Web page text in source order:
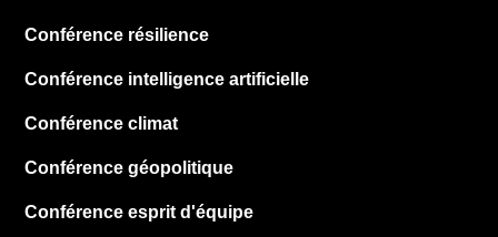
Conférence résilience
Conférence intelligence artificielle
Conférence climat
Conférence géopolitique
Conférence esprit d'équipe